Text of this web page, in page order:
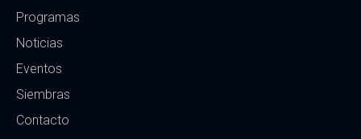
Programas
Noticias
Eventos
Siembras
Contacto